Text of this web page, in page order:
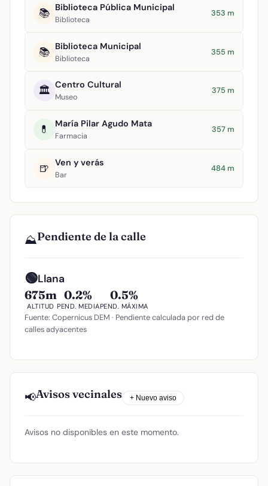
📚 Biblioteca Pública Municipal
Biblioteca
353 m
📚 Biblioteca Municipal
Biblioteca
355 m
🏛️ Centro Cultural
Museo
375 m
💊 María Pilar Agudo Mata
Farmacia
357 m
🍺 Ven y verás
Bar
484 m
⛰️Pendiente de la calle
🟢Llana
675m
ALTITUD
0.2%
PEND. MEDIA
0.5%
PEND. MÁXIMA
Fuente: Copernicus DEM · Pendiente calculada por red de
calles adyacentes
📢Avisos vecinales + Nuevo aviso
Avisos no disponibles en este momento.